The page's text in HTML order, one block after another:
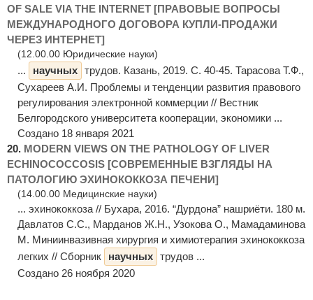
OF SALE VIA THE INTERNET [ПРАВОВЫЕ ВОПРОСЫ
МЕЖДУНАРОДНОГО ДОГОВОРА КУПЛИ-ПРОДАЖИ
ЧЕРЕЗ ИНТЕРНЕТ]
(12.00.00 Юридические науки)
... научных трудов. Казань, 2019. С. 40-45. Тарасова Т.Ф.,
Сухареев А.И. Проблемы и тенденции развития правового
регулирования электронной коммерции // Вестник
Белгородского университета кооперации, экономики ...
Создано 18 января 2021
20. MODERN VIEWS ON THE PATHOLOGY OF LIVER
ECHINOCOCCOSIS [СОВРЕМЕННЫЕ ВЗГЛЯДЫ НА
ПАТОЛОГИЮ ЭХИНОКОККОЗА ПЕЧЕНИ]
(14.00.00 Медицинские науки)
... эхинококкоза // Бухара, 2016. “Дурдона” нашриёти. 180 м.
Давлатов С.С., Марданов Ж.Н., Узокова О., Мамадаминова
М. Миниинвазивная хирургия и химиотерапия эхинококкоза
легких // Сборник
научных трудов ...
Создано 26 ноября 2020